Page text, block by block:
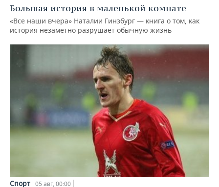
Большая история в маленькой комнате
«Все наши вчера» Наталии Гинзбург — книга о том, как
история незаметно разрушает обычную жизнь
Спорт 05 авг, 00:00